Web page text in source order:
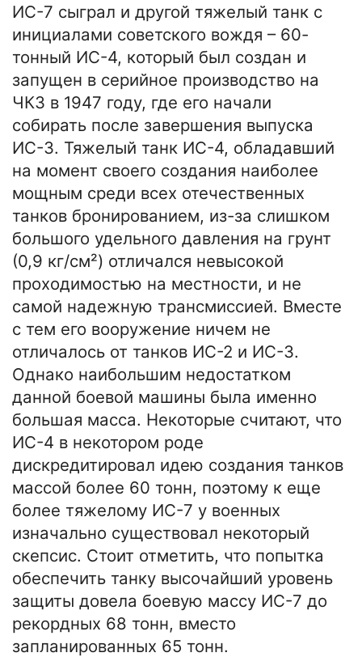
ИС-7 сыграл и другой тяжелый танк с
инициалами советского вождя – 60-
тонный ИС-4, который был создан и
запущен в серийное производство на
ЧКЗ в 1947 году, где его начали
собирать после завершения выпуска
ИС-3. Тяжелый танк ИС-4, обладавший
на момент своего создания наиболее
мощным среди всех отечественных
танков бронированием, из-за слишком
большого удельного давления на грунт
(0,9 кг/см²) отличался невысокой
проходимостью на местности, и не
самой надежную трансмиссией. Вместе
с тем его вооружение ничем не
отличалось от танков ИС-2 и ИС-3.
Однако наибольшим недостатком
данной боевой машины была именно
большая масса. Некоторые считают, что
ИС-4 в некотором роде
дискредитировал идею создания танков
массой более 60 тонн, поэтому к еще
более тяжелому ИС-7 у военных
изначально существовал некоторый
скепсис. Стоит отметить, что попытка
обеспечить танку высочайший уровень
защиты довела боевую массу ИС-7 до
рекордных 68 тонн, вместо
запланированных 65 тонн.